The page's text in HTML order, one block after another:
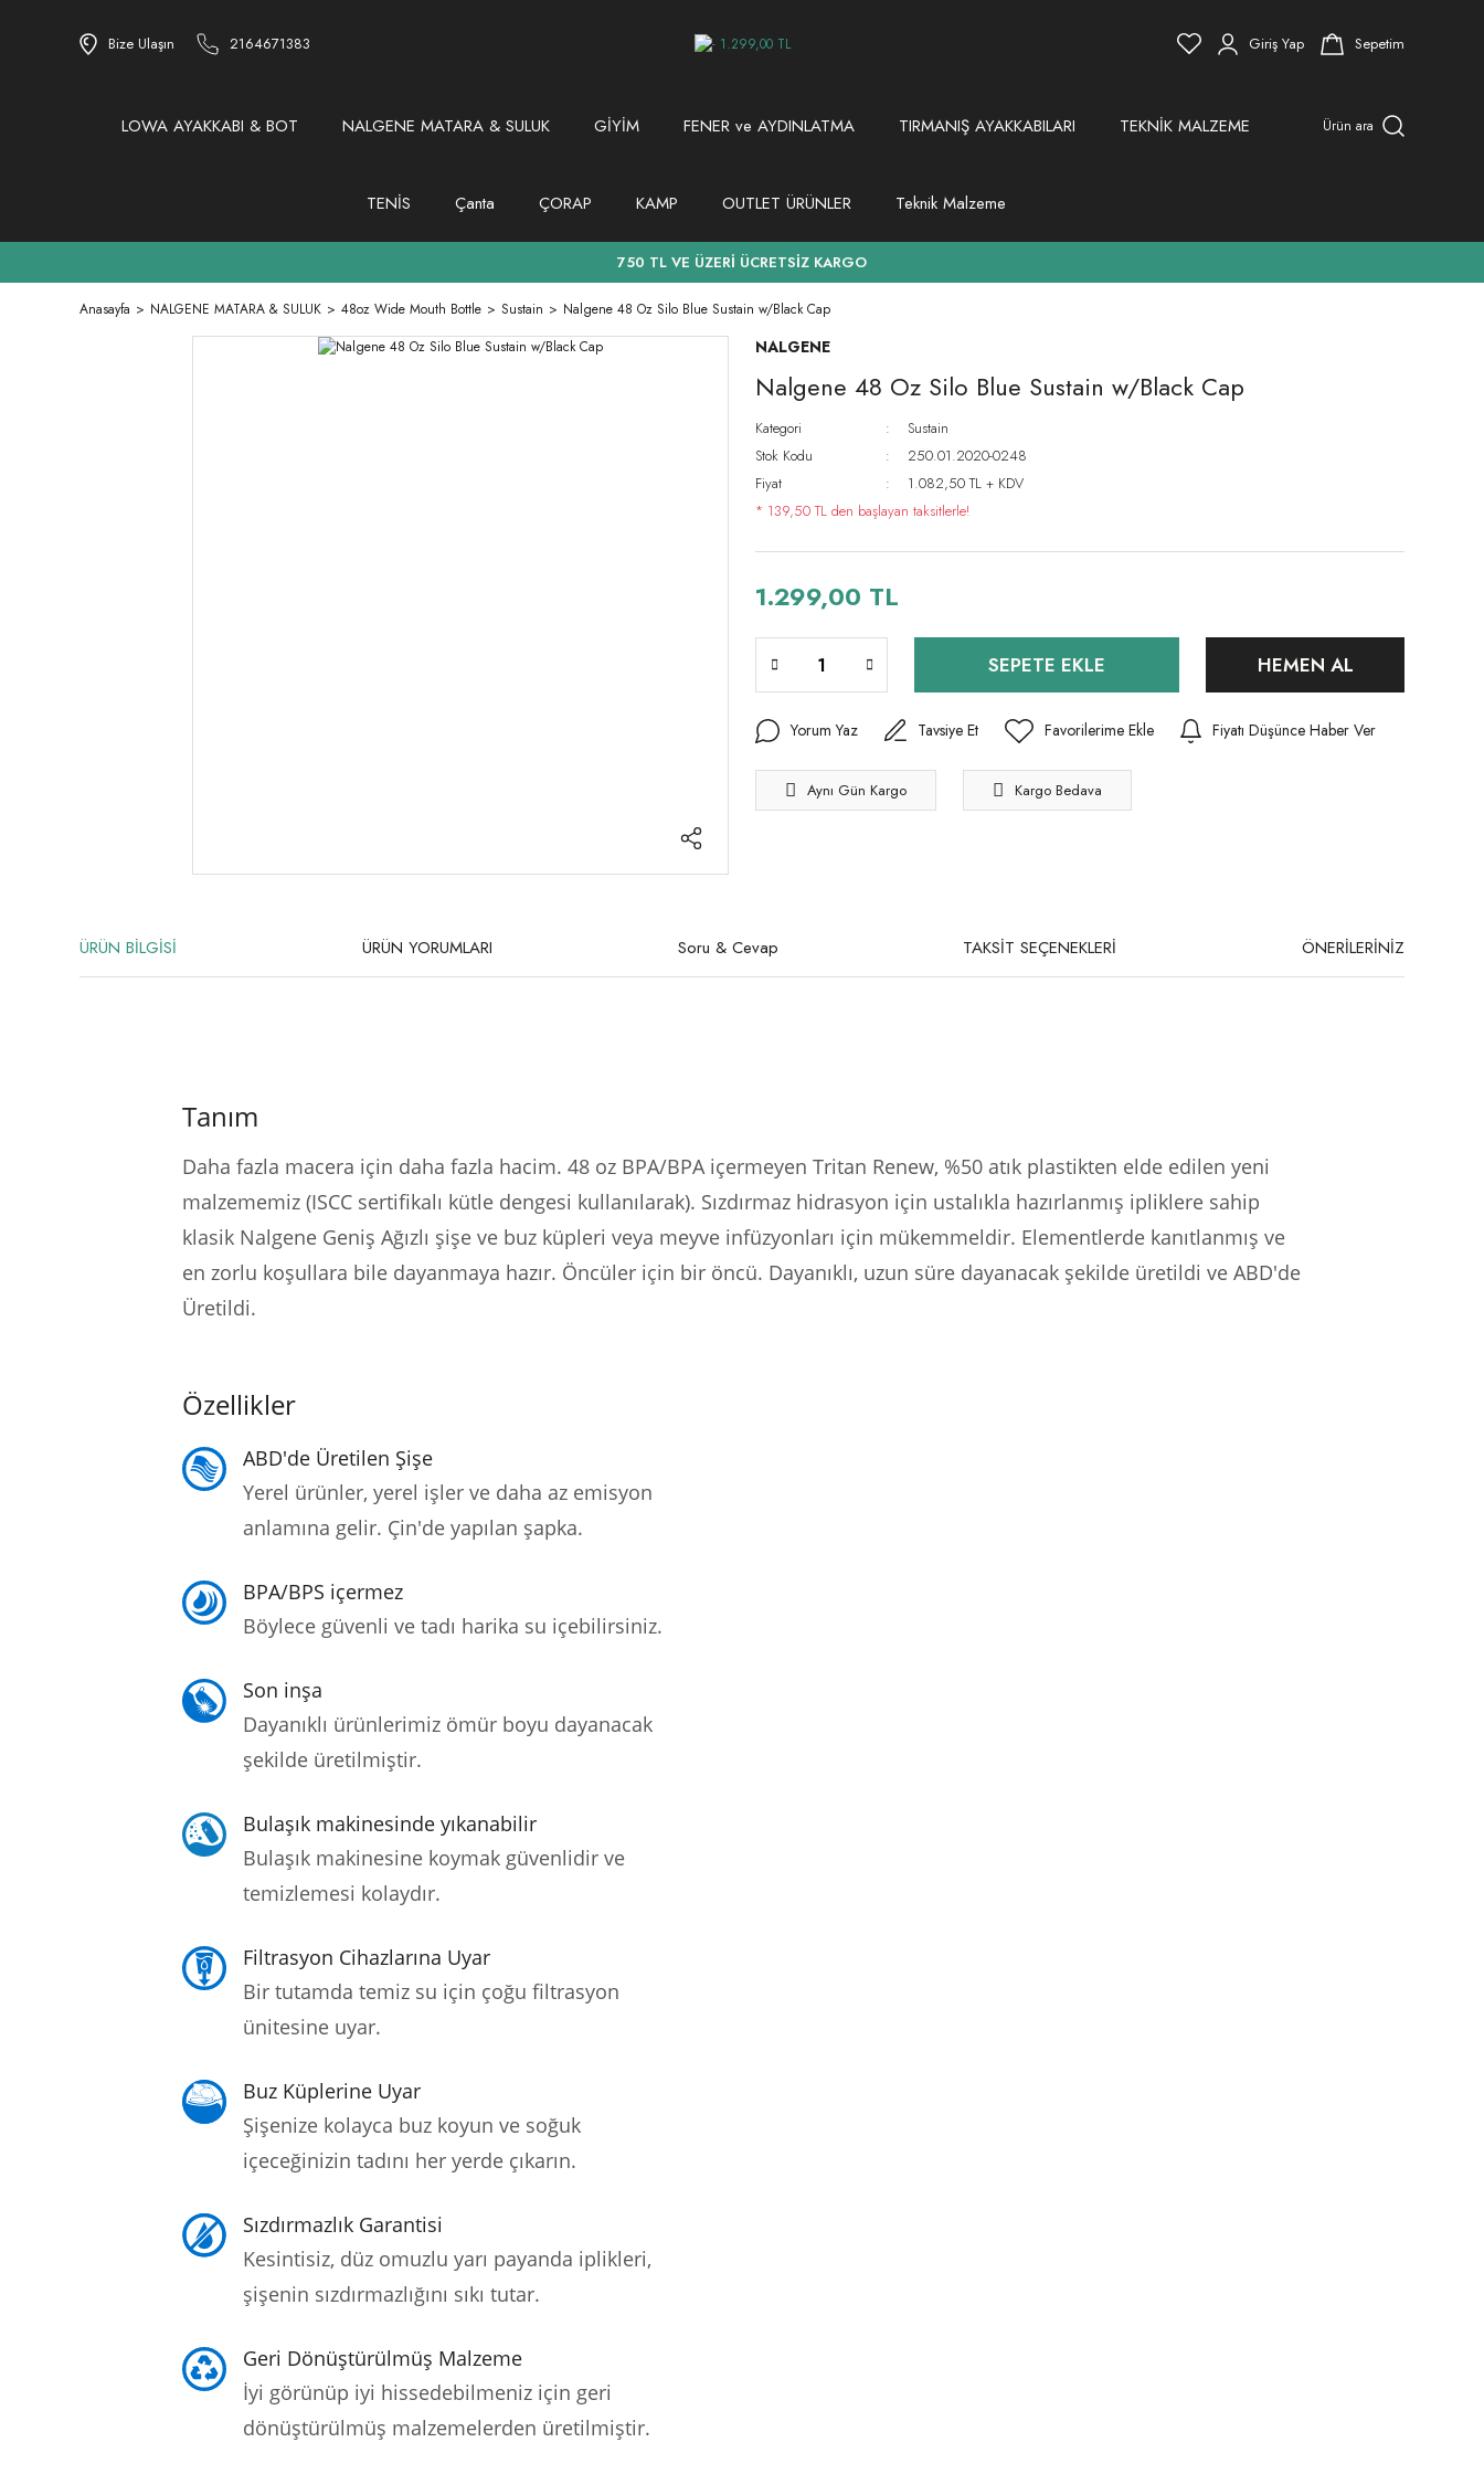
Bize Ulaşın 2164671383 Giriş Yap Sepetim
LOWA AYAKKABI & BOT NALGENE MATARA & SULUK GİYİM FENER ve AYDINLATMA TIRMANIŞ AYAKKABILARI TEKNİK MALZEME
TENİS Çanta ÇORAP KAMP OUTLET ÜRÜNLER Teknik Malzeme
Ürün ara
750 TL VE ÜZERİ ÜCRETSİZ KARGO
Anasayfa NALGENE MATARA & SULUK 48oz Wide Mouth Bottle Sustain Nalgene 48 Oz Silo Blue Sustain w/Black Cap
NALGENE
Nalgene 48 Oz Silo Blue Sustain w/Black Cap
Kategori
Sustain
Stok Kodu
250.01.2020-0248
Fiyat
1.082,50 TL + KDV
* 139,50 TL den başlayan taksitlerle!
1.299,00 TL
SEPETE EKLE HEMEN AL
Yorum Yaz Tavsiye Et Fiyatı Düşünce Haber Ver
Aynı Gün Kargo Kargo Bedava
ÜRÜN BİLGİSİ ÜRÜN YORUMLARI Soru & Cevap TAKSİT SEÇENEKLERİ ÖNERİLERİNİZ
Tanım
Daha fazla macera için daha fazla hacim. 48 oz BPA/BPA içermeyen Tritan Renew, %50 atık plastikten elde edilen yeni
malzememiz (ISCC sertifikalı kütle dengesi kullanılarak). Sızdırmaz hidrasyon için ustalıkla hazırlanmış ipliklere sahip
klasik Nalgene Geniş Ağızlı şişe ve buz küpleri veya meyve infüzyonları için mükemmeldir. Elementlerde kanıtlanmış ve
en zorlu koşullara bile dayanmaya hazır. Öncüler için bir öncü. Dayanıklı, uzun süre dayanacak şekilde üretildi ve ABD'de
Üretildi.
Özellikler
ABD'de Üretilen Şişe
Yerel ürünler, yerel işler ve daha az emisyon
anlamına gelir. Çin'de yapılan şapka.
BPA/BPS içermez
Böylece güvenli ve tadı harika su içebilirsiniz.
Son inşa
Dayanıklı ürünlerimiz ömür boyu dayanacak
şekilde üretilmiştir.
Bulaşık makinesinde yıkanabilir
Bulaşık makinesine koymak güvenlidir ve
temizlemesi kolaydır.
Filtrasyon Cihazlarına Uyar
Bir tutamda temiz su için çoğu filtrasyon
ünitesine uyar.
Buz Küplerine Uyar
Şişenize kolayca buz koyun ve soğuk
içeceğinizin tadını her yerde çıkarın.
Sızdırmazlık Garantisi
Kesintisiz, düz omuzlu yarı payanda iplikleri,
şişenin sızdırmazlığını sıkı tutar.
Geri Dönüştürülmüş Malzeme
İyi görünüp iyi hissedebilmeniz için geri
dönüştürülmüş malzemelerden üretilmiştir.